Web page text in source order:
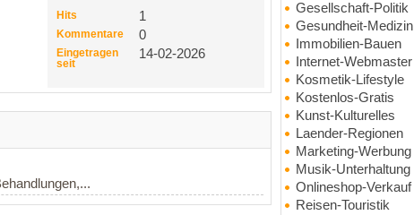
Gesellschaft-Politik
Gesundheit-Medizin
Immobilien-Bauen
Internet-Webmaster
Kosmetik-Lifestyle
Kostenlos-Gratis
Kunst-Kulturelles
Laender-Regionen
Marketing-Werbung
Musik-Unterhaltung
Onlineshop-Verkauf
Reisen-Touristik
Hits 1
Kommentare 0
Eingetragen
seit
14-02-2026